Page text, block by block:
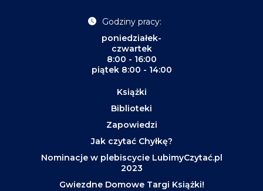
Godziny pracy:
poniedziałek-
czwartek
8:00 - 16:00
piątek 8:00 - 14:00
Książki
Biblioteki
Zapowiedzi
Jak czytać Chyłkę?
Nominacje w plebiscycie LubimyCzytać.pl
2023
Gwiezdne Domowe Targi Książki!